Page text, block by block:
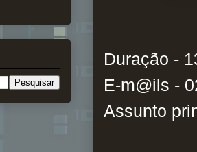
Duração -
E-m@ils -
Assunto